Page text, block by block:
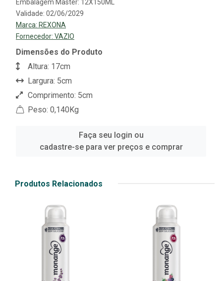
Embalagem Master: 12X150ML
Validade: 02/06/2029
Marca: REXONA
Fornecedor: VAZIO
Dimensões do Produto
Altura: 17cm
Largura: 5cm
Comprimento: 5cm
Peso: 0,140Kg
Faça seu login ou
cadastre-se para ver preços e comprar
Produtos Relacionados